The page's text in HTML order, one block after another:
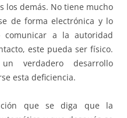
los demás. No tiene mucho
de forma electrónica y lo
a la autoridad
este pueda ser físico.
verdadero desarrollo
esta deficiencia.
que se diga que la